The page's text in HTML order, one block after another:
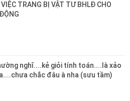
VIỆC TRANG BỊ VẬT TƯ BHLĐ CHO
nghĩ....kẻ giỏi tính toán....là xảo
chắc đâu à nha (sưu tầm)